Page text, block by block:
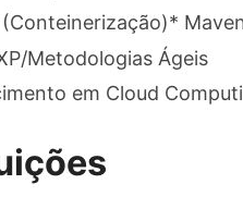
*
Metodologias Ágeis​
em Cloud